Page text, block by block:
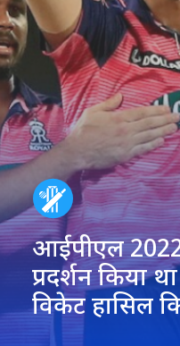
आईपीएल 2022
प्रदर्शन किया
विकेट हासिल